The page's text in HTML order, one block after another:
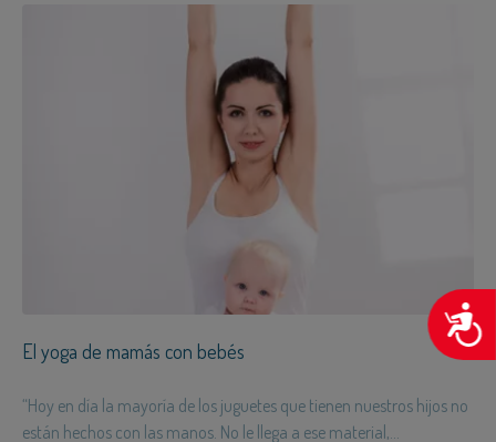
El yoga de mamás con bebés
“Hoy en día la mayoría de los juguetes que tienen nuestros hijos no
están hechos con las manos. No le llega a ese material,...